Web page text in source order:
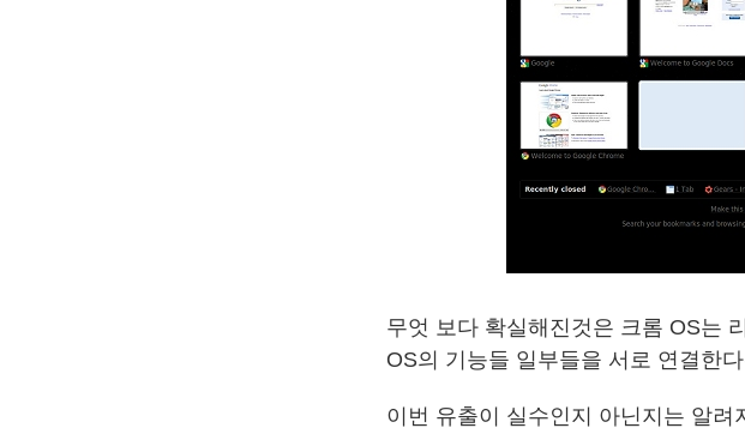
무엇 보다 확실해진것은 크롬 OS는
OS의 기능들 일부들을 서로 연결한
이번 유출이 실수인지 아닌지는 알